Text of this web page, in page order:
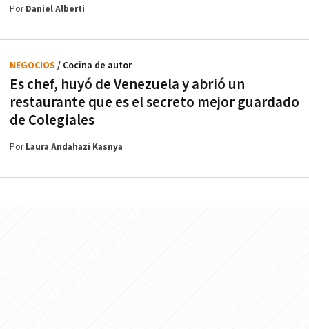
PorDaniel Alberti
Es chef, huyó de Venezuela y abrió un
restaurante que es el secreto mejor guardado
de Colegiales
NEGOCIOS / Cocina de autor
PorLaura Andahazi Kasnya